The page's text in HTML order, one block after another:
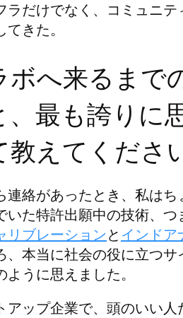
ラだけでなく、コミュニ
きた。
ボへ来るまで
、最も誇りに
えてくださ
連絡があったとき、私はち
いた特許出願中の技術、
リブレーションと インドア
、本当に社会の役に立つ
うに思えました。
アップ企業で、頭のいい